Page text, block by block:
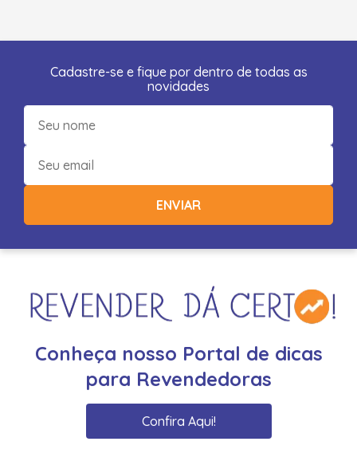
Cadastre-se e fique por dentro de todas as
novidades
ENVIAR
Conheça nosso Portal de dicas
para Revendedoras
Confira Aqui!